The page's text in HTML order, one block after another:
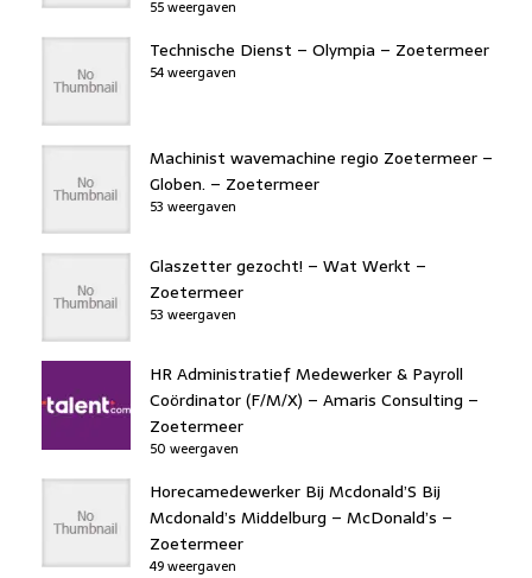
55 weergaven
Technische Dienst – Olympia – Zoetermeer
54 weergaven
Machinist wavemachine regio Zoetermeer –
Globen. – Zoetermeer
53 weergaven
Glaszetter gezocht! – Wat Werkt –
Zoetermeer
53 weergaven
HR Administratief Medewerker & Payroll
Coördinator (F/M/X) – Amaris Consulting –
Zoetermeer
50 weergaven
Horecamedewerker Bij Mcdonald’S Bij
Mcdonald’s Middelburg – McDonald’s –
Zoetermeer
49 weergaven